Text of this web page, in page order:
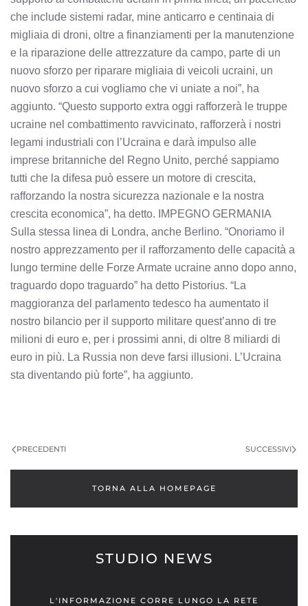
che include sistemi radar, mine anticarro e centinaia di
migliaia di droni, oltre a finanziamenti per la manutenzione
e la riparazione delle attrezzature da campo, parte di un
nuovo sforzo per riparare migliaia di veicoli ucraini, un
nuovo sforzo a cui vogliamo che vi uniate a noi”, ha
aggiunto. “Questo supporto extra oggi rafforzerà le truppe
ucraine nel combattimento ravvicinato, rafforzerà i nostri
legami industriali con l’Ucraina e darà impulso alle
imprese britanniche del Regno Unito, perché sappiamo
tutti che la difesa può essere un motore di crescita,
rafforzando la nostra sicurezza nazionale e la nostra
crescita economica”, ha detto. IMPEGNO GERMANIA
Sulla stessa linea di Londra, anche Berlino. “Onoriamo il
nostro apprezzamento per il rafforzamento delle capacità a
lungo termine delle Forze Armate ucraine anno dopo anno,
traguardo dopo traguardo” ha detto Pistorius. “La
maggioranza del parlamento tedesco ha aumentato il
nostro bilancio per il supporto militare quest’anno di tre
milioni di euro e, per i prossimi anni, di oltre 8 miliardi di
euro in più. La Russia non deve farsi illusioni. L’Ucraina
sta diventando più forte”, ha aggiunto.
PRECEDENTI SUCCESSIVI
TORNA ALLA HOMEPAGE
STUDIO NEWS
L'INFORMAZIONE CORRE LUNGO LA RETE